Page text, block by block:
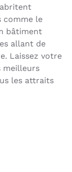
comme le
bâtiment
allant de
Laissez votre
meilleurs
les attraits